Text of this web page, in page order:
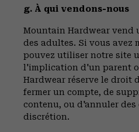
g. À qui vendons-nous
Mountain Hardwear vend
des adultes. Si vous avez
pouvez utiliser notre site
l'implication d'un parent
Hardwear réserve le droit
fermer un compte, de
contenu, ou d'annuler des
discrétion.